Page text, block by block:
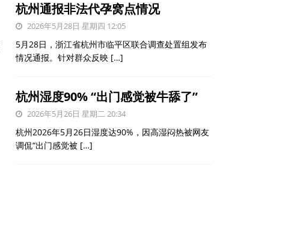
杭州通报非法代孕窝点情况
2026年5月28日 星期四 12:05
5月28日，浙江省杭州市临平区联合调查处置组发布
情况通报。针对群众反映 […]
杭州湿度90% “出门感觉被牛舔了”
2026年5月26日 星期二 20:34
杭州2026年5月26日湿度达90%，因高湿闷热被网友
调侃“出门感觉被 […]